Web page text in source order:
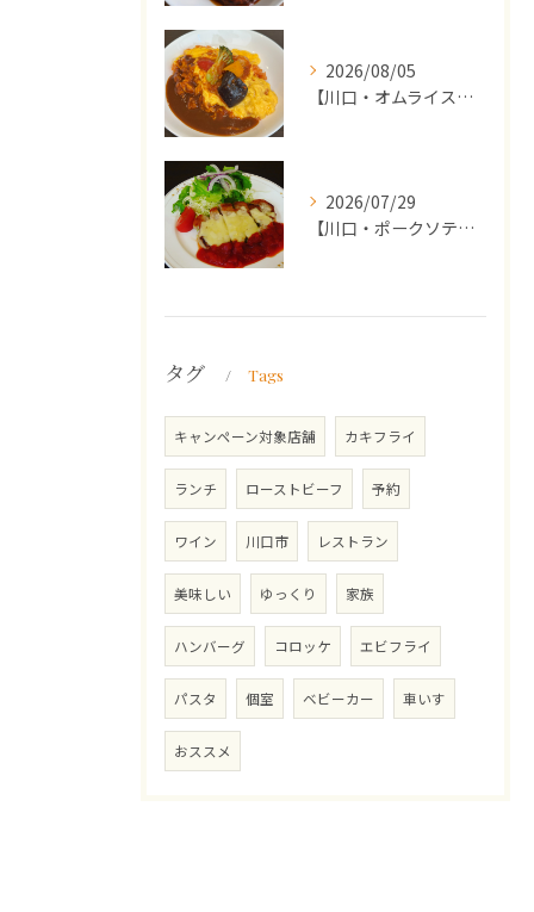
2026/08/05
【川口・オムライス】ランチ・ディナーにおススメの週替わりメニ...
2026/07/29
【川口・ポークソテー】ランチ・ディナーにおススメの週替わりメ...
タグ Tags
キャンペーン対象店舗 カキフライ
ランチ ローストビーフ 予約
ワイン 川口市 レストラン
美味しい ゆっくり 家族
ハンバーグ コロッケ エビフライ
パスタ 個室 ベビーカー 車いす
おススメ